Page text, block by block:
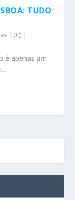
TUDO
| 0 |
é apenas um